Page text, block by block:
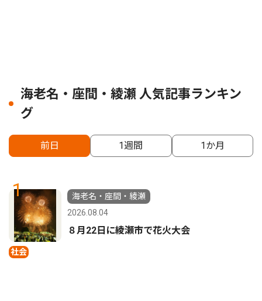
海老名・座間・綾瀬 人気記事ランキン
グ
前日 1週間 1か月
1
社会
海老名・座間・綾瀬
2026.08.04
８月22日に綾瀬市で花火大会